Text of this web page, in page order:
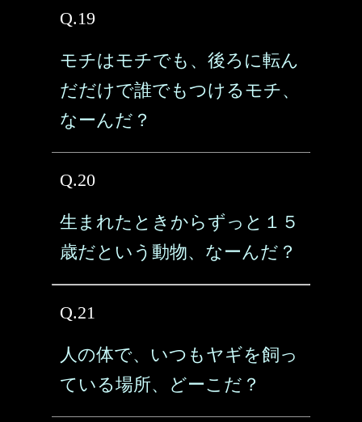
Q.19
モチはモチでも、後ろに転ん
だだけで誰でもつけるモチ、
なーんだ？
Q.20
生まれたときからずっと１５
歳だという動物、なーんだ？
Q.21
人の体で、いつもヤギを飼っ
ている場所、どーこだ？